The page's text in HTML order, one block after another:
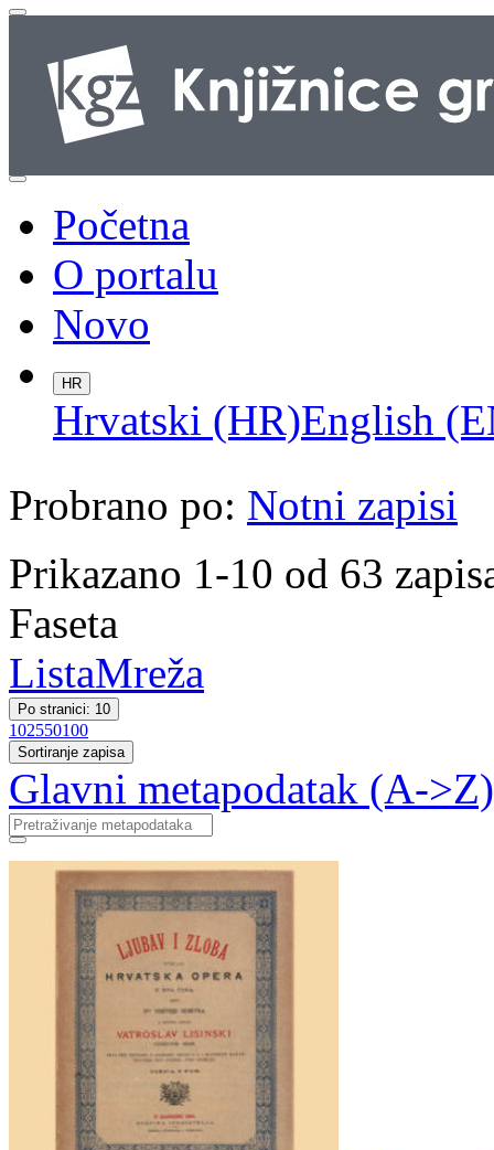
Početna
O portalu
Novo
HR
Hrvatski (HR)English
Probrano po: Notni zapisi
Prikazano 1-10 od 63
Faseta
ListaMreža
Po stranici: 10
102550100
Sortiranje zapisa
Glavni metapodatak (A->Z)